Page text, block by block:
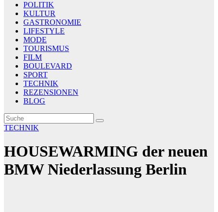
POLITIK
KULTUR
GASTRONOMIE
LIFESTYLE
MODE
TOURISMUS
FILM
BOULEVARD
SPORT
TECHNIK
REZENSIONEN
BLOG
TECHNIK
HOUSEWARMING der neuen
BMW Niederlassung Berlin